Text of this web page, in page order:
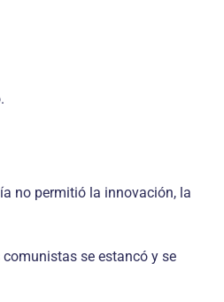
no permitió la innovación, la
se estancó y se